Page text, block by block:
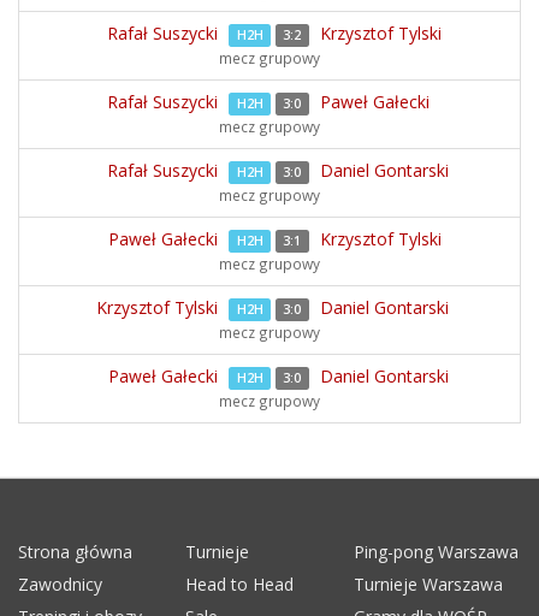
Rafał Suszycki H2H 3:2 Krzysztof Tylski
mecz grupowy
Rafał Suszycki H2H 3:0 Paweł Gałecki
mecz grupowy
Rafał Suszycki H2H 3:0 Daniel Gontarski
mecz grupowy
Paweł Gałecki H2H 3:1 Krzysztof Tylski
mecz grupowy
Krzysztof Tylski H2H 3:0 Daniel Gontarski
mecz grupowy
Paweł Gałecki H2H 3:0 Daniel Gontarski
mecz grupowy
Strona główna Turnieje
Ping-pong Warszawa
Zawodnicy
Head to Head
Turnieje Warszawa